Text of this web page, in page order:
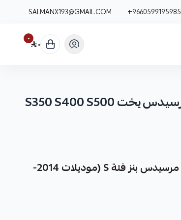
+9660599195985
SALMANX193@GMAIL.COM
٠ ٠
مساعدات هيدروليك جديدة مرسيدس يخت S350 S400 S500
مساعدات هيدروليك جديدة لسيارات مرسيدس بنز فئة S (موديلات 2014-